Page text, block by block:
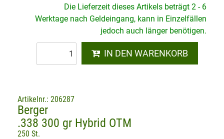
Die Lieferzeit dieses Artikels beträgt 2 - 6
Werktage nach Geldeingang, kann in Einzelfällen
jedoch auch länger benötigen.
IN DEN WARENKORB
Artikelnr.: 206287
Berger
.338 300 gr Hybrid OTM
250 St.